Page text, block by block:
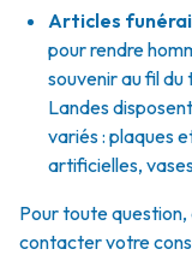
Articles
pour rendre
souvenir au fil du
Landes
variés : plaques
artificielles,
Pour toute question,
contacter votre